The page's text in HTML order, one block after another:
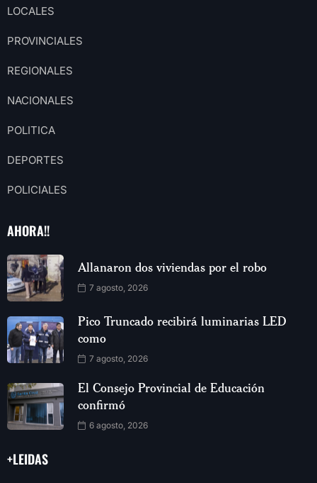
LOCALES
PROVINCIALES
REGIONALES
NACIONALES
POLITICA
DEPORTES
POLICIALES
AHORA!!
Allanaron dos viviendas por el robo
7 agosto, 2026
Pico Truncado recibirá luminarias LED
como
7 agosto, 2026
El Consejo Provincial de Educación
confirmó
6 agosto, 2026
+LEIDAS